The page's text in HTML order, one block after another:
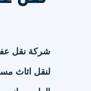
شركة نقل
لنقل اثاث